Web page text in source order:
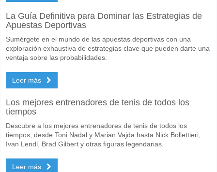
La Guía Definitiva para Dominar las Estrategias de
Apuestas Deportivas
Sumérgete en el mundo de las apuestas deportivas con una
exploración exhaustiva de estrategias clave que pueden darte una
ventaja sobre las probabilidades.
Leer más
Los mejores entrenadores de tenis de todos los
tiempos
Descubre a los mejores entrenadores de tenis de todos los
tiempos, desde Toni Nadal y Marian Vajda hasta Nick Bollettieri,
Ivan Lendl, Brad Gilbert y otras figuras legendarias.
Leer más